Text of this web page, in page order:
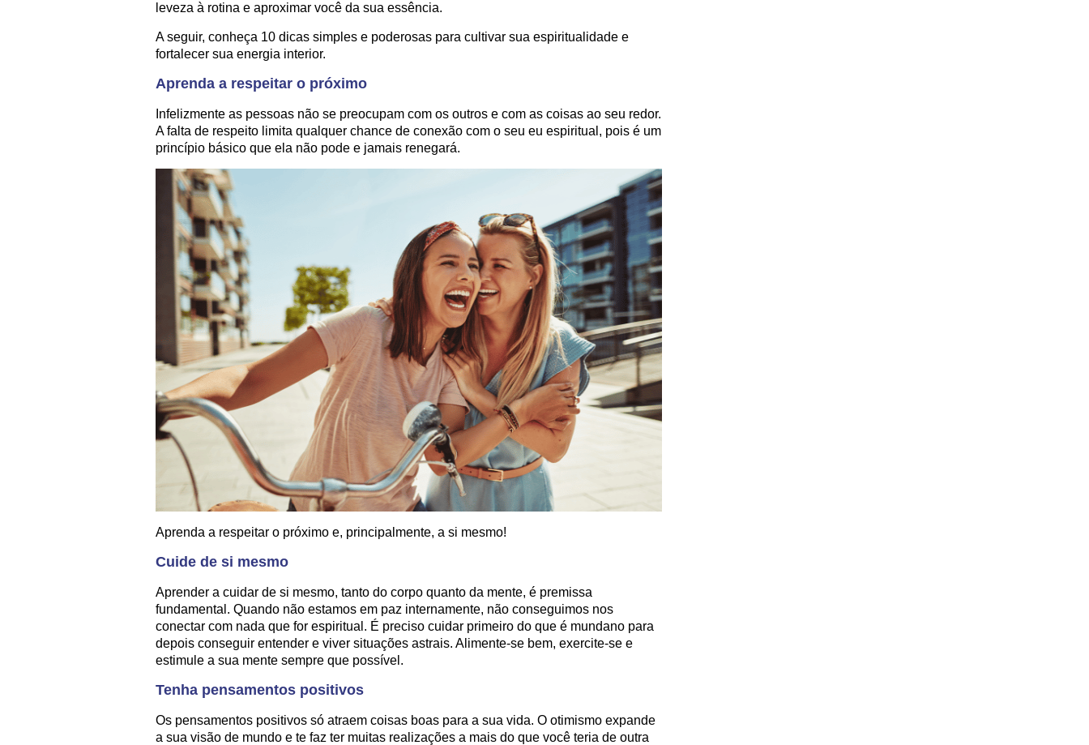
leveza à rotina e aproximar você da sua essência.
A seguir, conheça 10 dicas simples e poderosas para cultivar sua espiritualidade e
fortalecer sua energia interior.
Aprenda a respeitar o próximo
Infelizmente as pessoas não se preocupam com os outros e com as coisas ao seu redor.
A falta de respeito limita qualquer chance de conexão com o seu eu espiritual, pois é um
princípio básico que ela não pode e jamais renegará.
Aprenda a respeitar o próximo e, principalmente, a si mesmo!
Cuide de si mesmo
Aprender a cuidar de si mesmo, tanto do corpo quanto da mente, é premissa
fundamental. Quando não estamos em paz internamente, não conseguimos nos
conectar com nada que for espiritual. É preciso cuidar primeiro do que é mundano para
depois conseguir entender e viver situações astrais. Alimente-se bem, exercite-se e
estimule a sua mente sempre que possível.
Tenha pensamentos positivos
Os pensamentos positivos só atraem coisas boas para a sua vida. O otimismo expande
a sua visão de mundo e te faz ter muitas realizações a mais do que você teria de outra